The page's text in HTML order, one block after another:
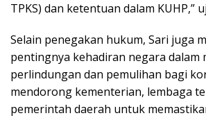
TPKS) dan ketentuan dalam KUHP,”
Selain penegakan hukum, Sari juga
pentingnya kehadiran negara dalam
perlindungan dan pemulihan bagi
mendorong kementerian, lembaga
pemerintah daerah untuk